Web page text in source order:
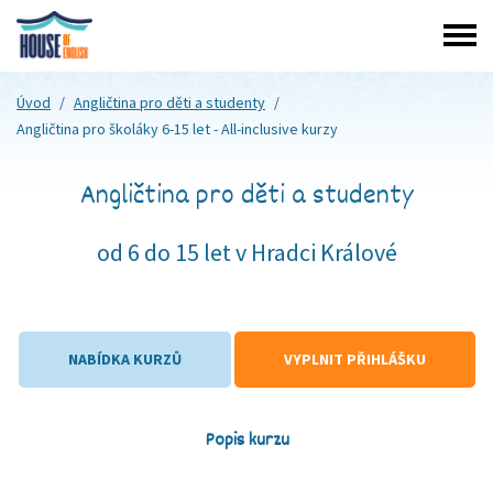
Úvod / Angličtina pro děti a studenty /
Angličtina pro školáky 6-15 let- All-inclusive kurzy
Angličtina pro děti a studenty
od 6 do 15 let v Hradci Králové
NABÍDKA KURZŮ VYPLNIT PŘIHLÁŠKU
Popis kurzu